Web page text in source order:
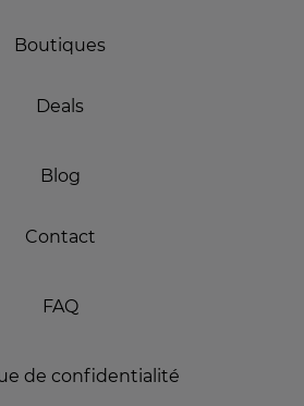
Boutiques
Deals
Blog
Contact
FAQ
de confidentialité